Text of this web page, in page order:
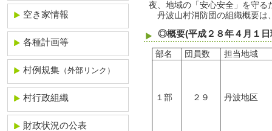
夜、地域の「安心安全」を守る
丹波山村消防団の組織概要は
◎概要(平成２８年４月１日
部名 団員数 担当地域
１部 ２９ 丹波地区
空き家情報
各種計画等
村例規集 （外部リンク）
村行政組織
財政状況の公表